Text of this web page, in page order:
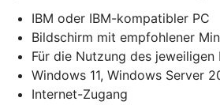
IBM oder IBM-kompatibler PC
Bildschirm mit empfohlener
Für die Nutzung des
Windows 11, Windows Server
Internet-Zugang